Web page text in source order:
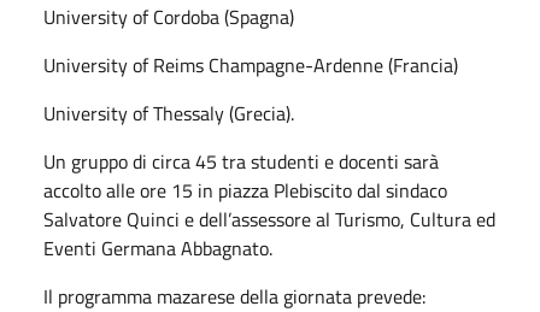
University of Cordoba (Spagna)
University of Reims Champagne-Ardenne (Francia)
University of Thessaly (Grecia).
Un gruppo di circa 45 tra studenti e docenti sarà
accolto alle ore 15 in piazza Plebiscito dal sindaco
Salvatore Quinci e dell’assessore al Turismo, Cultura ed
Eventi Germana Abbagnato.
Il programma mazarese della giornata prevede: